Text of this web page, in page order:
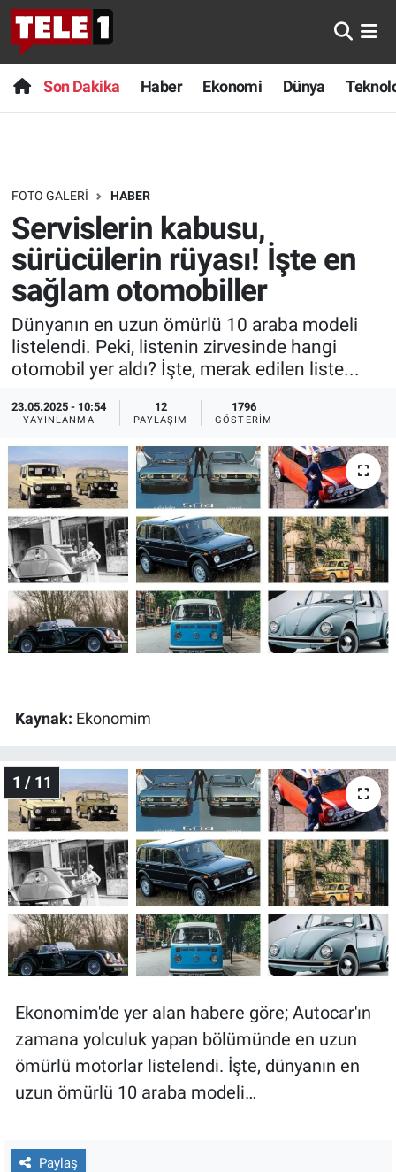
Son Dakika Haber Ekonomi Dünya
FOTO GALERI HABER
Servislerin kabusu,
sürücülerin rüyası! İşte en
sağlam otomobiller
Dünyanın en uzun ömürlü 10 araba modeli
listelendi. Peki, listenin zirvesinde hangi
otomobil yer aldı? İşte, merak edilen liste...
23.05.2025 - 10:54
YAYINLANMA
12
PAYLAŞIM
1796
GÖSTERIM
Kaynak: Ekonomim
1 / 11
Ekonomim'de yer alan habere göre; Autocar'ın
zamana yolculuk yapan bölümünde en uzun
ömürlü motorlar listelendi. İşte, dünyanın en
uzun ömürlü 10 araba modeli…
Paylaş
Anında Manşet
Başka Sohbetler
Bilim turu
Bilim ve Teknoloji Evreni
Doğa Konuşuyor
Dünya
Ege Saati
Ege'den Esintiler
Eğitim
Eğlence
Ekonomi
Forum
Gerçeğin İzinde
Gün Ortası
Gündem Özel
Günün görüntüsü
Haber
İlan
Kimdir
Koronavirüs
Ne demişti
Son Dakika
Haber
Dünya
Teknoloji
Sağlık
Spor
Yayın Akışı
İletişim
Nöbetçi Eczaneler
Hava Durumu
Trafik Durumu
Süper Lig Puan Durumu ve Fikstür
Tüm Manşetler
Son Dakika Haberleri
Haber Arşivi